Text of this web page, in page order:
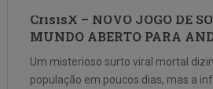
CrisisX – NOVO JOGO DE
MUNDO ABERTO PARA
Um misterioso surto viral mortal
população em poucos dias, mas a